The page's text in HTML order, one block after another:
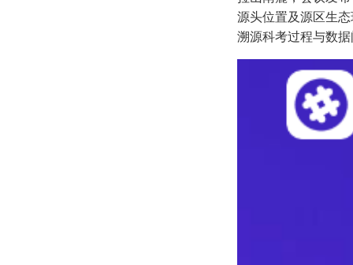
源头位置及源区生
溯源科考过程与数